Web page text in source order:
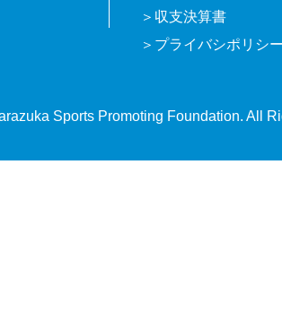
収支決算書
プライバシポリシー
Sports Promoting Foundation. All